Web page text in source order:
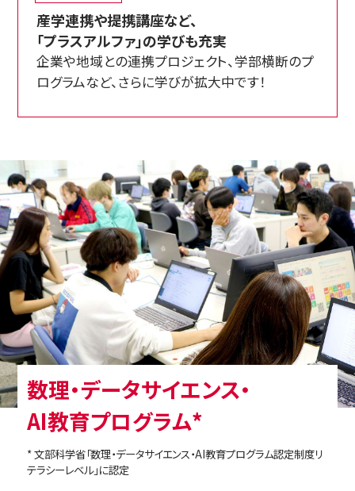
産学連携や提携講座など、
「プラスアルファ」の学びも充実
企業や地域との連携プロジェクト、学部横断のプ
ログラムなど、さらに学びが拡大中です！
数理・データサイエンス・
AI教育プログラム*
* 文部科学省「数理・データサイエンス・AI教育プログラム認定制度リ
テラシーレベル」に認定